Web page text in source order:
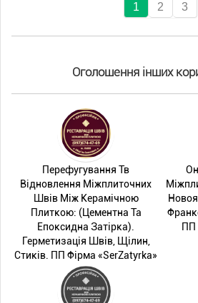
1 2 3
Оголошення інших
Перефугування Тв
Відновлення Міжплиточних
Швів Між Керамічною
Плиткою: (Цементна Та
Епоксидна Затірка).
Герметизація Швів, Щілин,
Стиків. ПП Фірма «SerZatyrka»
ПП